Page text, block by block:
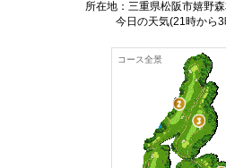
所在地：三重県松阪市嬉野
今日の天気(21時から3
コース全景